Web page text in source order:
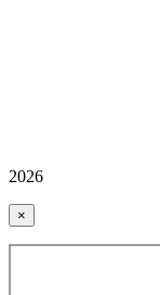
2026
×